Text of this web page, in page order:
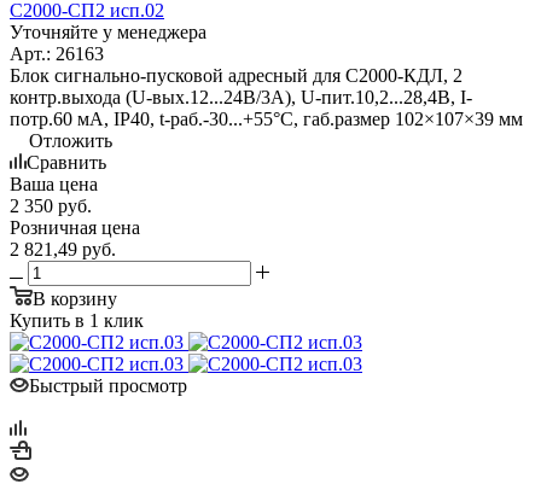
С2000-СП2 исп.02
Уточняйте у менеджера
Арт.: 26163
Блок сигнально-пусковой адресный для С2000-КДЛ, 2
контр.выхода (U-вых.12...24В/3А), U-пит.10,2...28,4В, I-
потр.60 мА, IP40, t-раб.-30...+55°С, габ.размер 102×107×39 мм
Отложить
Сравнить
Ваша цена
2 350 руб.
Розничная цена
2 821,49 руб.
В корзину
Купить в 1 клик
Быстрый просмотр